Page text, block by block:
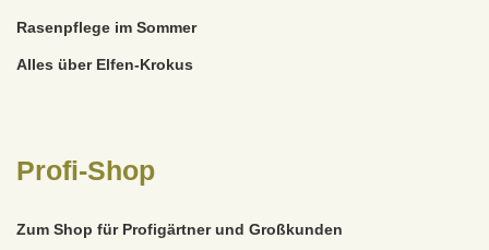
Rasenpflege im Sommer
Alles über Elfen-Krokus
Profi-Shop
Zum Shop für Profigärtner und Großkunden